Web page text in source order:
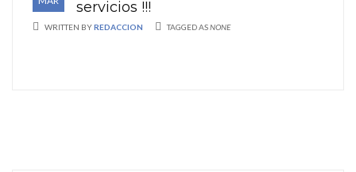
servicios !!!
WRITTEN BYREDACCION TAGGED ASNONE